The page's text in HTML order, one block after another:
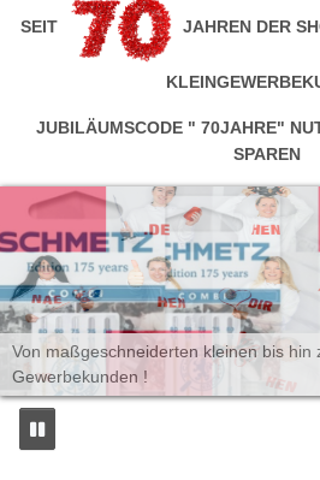
SEIT JAHREN DER
JUBILÄUMSCODE " 70JAHRE"
SPAREN
NEU ! Jubiläumsaktion SCHMETZ